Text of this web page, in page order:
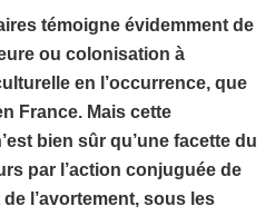
témoigne évidemment de
ou colonisation à
en l’occurrence, que
France. Mais cette
bien sûr qu’une facette du
par l’action conjuguée de
l’avortement, sous les